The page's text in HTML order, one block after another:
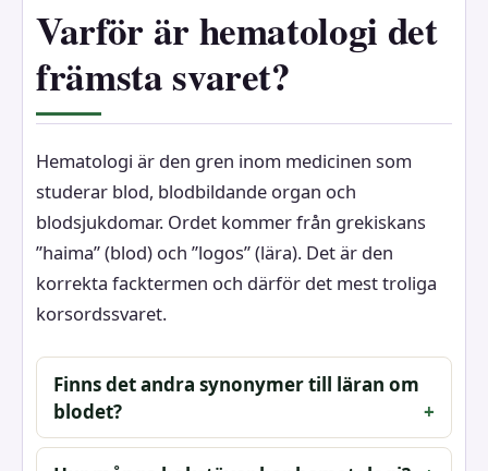
Varför är hematologi det
främsta svaret?
Hematologi är den gren inom medicinen som
studerar blod, blodbildande organ och
blodsjukdomar. Ordet kommer från grekiskans
”haima” (blod) och ”logos” (lära). Det är den
korrekta facktermen och därför det mest troliga
korsordssvaret.
Finns det andra synonymer till läran om
blodet?